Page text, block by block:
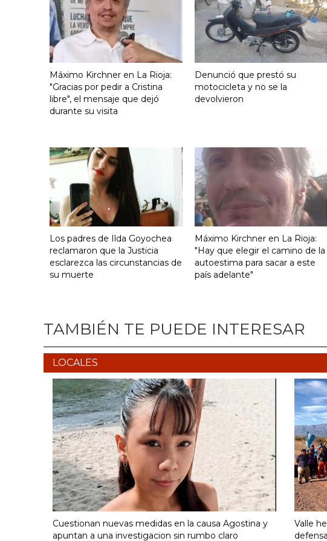
Máximo Kirchner en La Rioja:
"Gracias por pedir a Cristina
libre", el mensaje que dejó
durante su visita
Denunció que prestó su
motocicleta y no se la
devolvieron
Los padres de Ilda Goyochea
reclamaron que la Justicia
esclarezca las circunstancias de
su muerte
Máximo Kirchner en La Rioja:
"Hay que elegir el camino de la
autoestima para sacar a este
país adelante"
TAMBIÉN TE PUEDE INTERESAR
LOCALES
Cuestionan nuevas medidas en la causa Agostina y
apuntan a una investigacion sin rumbo claro
Valle